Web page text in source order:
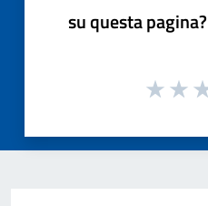
su questa pagina?